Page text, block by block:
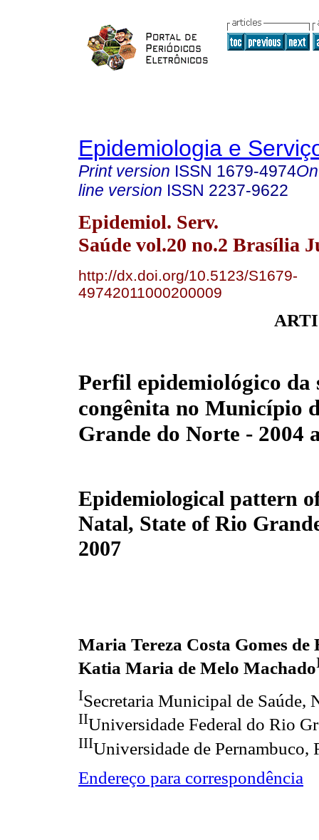
Epidemiologia e
Print version ISSN 1679-4974
line version ISSN 2237-9622
Epidemiol. Serv.
Saúde vol.20 no.2 Brasília
http://dx.doi.org/10.5123/S1679-
49742011000200009
Perfil epidemiológico da
congênita no Município
Grande do Norte - 2004
Epidemiological pattern
Natal, State of Rio
2007
Maria Tereza Costa Gomes de
Katia Maria de Melo Machado
ISecretaria Municipal de Saúde,
IIUniversidade Federal do Rio
IIIUniversidade de Pernambuco,
Endereço para correspondência